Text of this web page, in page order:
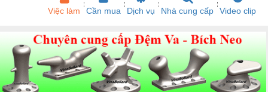
Việc làm Cần mua Dịch vụ Nhà cung cấp Video clip